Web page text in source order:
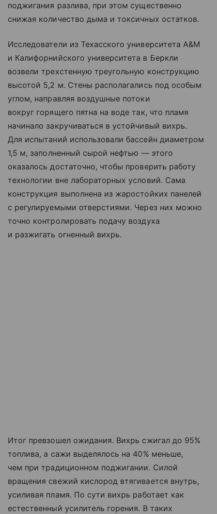
поджигания разлива, при этом существенно
снижая количество дыма и токсичных остатков.
Исследователи из Техасского университета A&M
и Калифорнийского университета в Беркли
возвели трехстенную треугольную конструкцию
высотой 5,2 м. Стены располагались под особым
углом, направляя воздушные потоки
вокруг горящего пятна на воде так, что пламя
начинало закручиваться в устойчивый вихрь.
Для испытаний использовали бассейн диаметром
1,5 м, заполненный сырой нефтью — этого
оказалось достаточно, чтобы проверить работу
технологии вне лабораторных условий. Сама
конструкция выполнена из жаростойких панелей
с регулируемыми отверстиями. Через них можно
точно контролировать подачу воздуха
и разжигать огненный вихрь.
Итог превзошел ожидания. Вихрь сжигал до 95%
топлива, а сажи выделялось на 40% меньше,
чем при традиционном поджигании. Силой
вращения свежий кислород втягивается внутрь,
усиливая пламя. По сути вихрь работает как
естественный усилитель горения. В таких